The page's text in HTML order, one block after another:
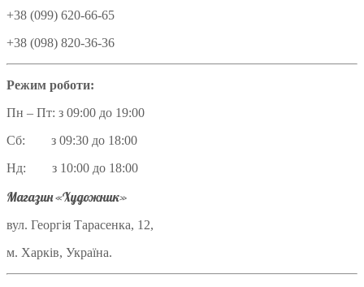
+38 (099) 620-66-65
+38 (098) 820-36-36
Режим роботи:
Пн – Пт: з 09:00 до 19:00
Сб: з 09:30 до 18:00
Нд: з 10:00 до 18:00
Магазин «Художник»
вул. Георгія Тарасенка, 12,
м. Харків, Україна.